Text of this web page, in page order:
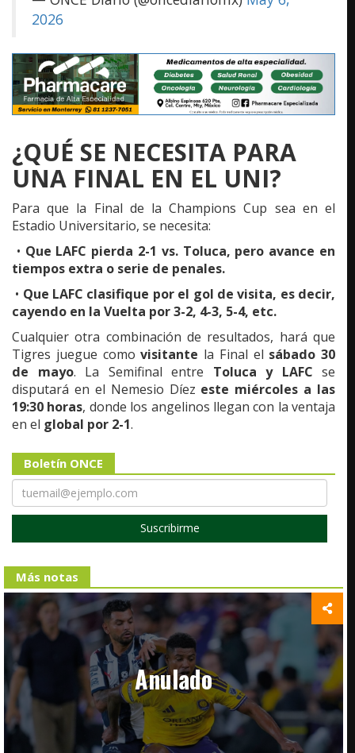
2026
¿QUÉ SE NECESITA PARA
UNA FINAL EN EL UNI?
Para que la Final de la Champions Cup sea en el
Estadio Universitario, se necesita:
• Que LAFC pierda 2-1 vs. Toluca, pero avance en
tiempos extra o serie de penales.
• Que LAFC clasifique por el gol de visita, es decir,
cayendo en la Vuelta por 3-2, 4-3, 5-4, etc.
Cualquier otra combinación de resultados, hará que
Tigres juegue comovisitante la Final el sábado 30
de mayo. La Semifinal entre Toluca y LAFC se
disputará en el Nemesio Díez este miércoles a las
19:30 horas, donde los angelinos llegan con la ventaja
en el global por 2-1.
Boletín ONCE
Suscribirme
Más notas
Anulado